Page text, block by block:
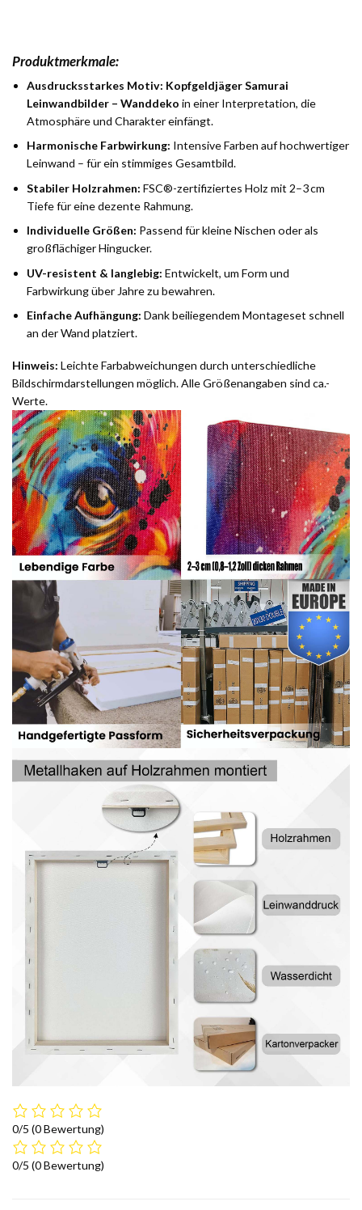
Produktmerkmale:
Ausdrucksstarkes Motiv: Kopfgeldjäger Samurai
Leinwandbilder – Wanddeko in einer Interpretation, die
Atmosphäre und Charakter einfängt.
Harmonische Farbwirkung: Intensive Farben auf hochwertiger
Leinwand – für ein stimmiges Gesamtbild.
Stabiler Holzrahmen: FSC®-zertifiziertes Holz mit 2–3 cm
Tiefe für eine dezente Rahmung.
Individuelle Größen: Passend für kleine Nischen oder als
großflächiger Hingucker.
UV-resistent & langlebig: Entwickelt, um Form und
Farbwirkung über Jahre zu bewahren.
Einfache Aufhängung: Dank beiliegendem Montageset schnell
an der Wand platziert.
Hinweis: Leichte Farbabweichungen durch unterschiedliche
Bildschirmdarstellungen möglich. Alle Größenangaben sind ca.-
Werte.
0/5 (0 Bewertung)
0/5 (0 Bewertung)